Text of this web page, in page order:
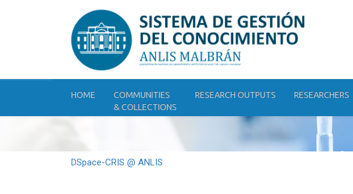
HOME
COMMUNITIES
& COLLECTIONS
RESEARCH OUTPUTS RESEARCHERS
DSpace-CRIS @ ANLIS